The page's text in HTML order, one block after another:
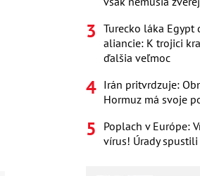
Turecko láka
aliancie: K trojici
ďalšia veľmoc
Irán pritvrdzuje:
Hormuz má svoje
Poplach v Európe:
vírus! Úrady